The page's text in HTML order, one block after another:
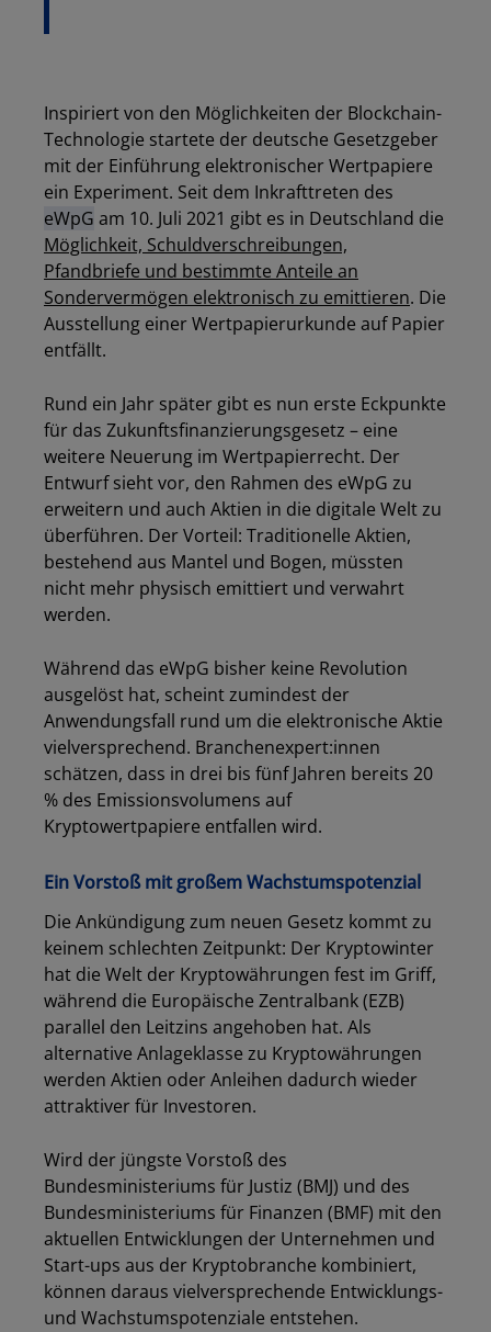
Inspiriert von den Möglichkeiten der Blockchain-
Technologie startete der deutsche Gesetzgeber
mit der Einführung elektronischer Wertpapiere
ein Experiment. Seit dem Inkrafttreten des
eWpG am 10. Juli 2021 gibt es in Deutschland die
Möglichkeit, Schuldverschreibungen,
Pfandbriefe und bestimmte Anteile an
Sondervermögen elektronisch zu emittieren. Die
Ausstellung einer Wertpapierurkunde auf Papier
entfällt.
Rund ein Jahr später gibt es nun erste Eckpunkte
für das Zukunftsfinanzierungsgesetz – eine
weitere Neuerung im Wertpapierrecht. Der
Entwurf sieht vor, den Rahmen des eWpG zu
erweitern und auch Aktien in die digitale Welt zu
überführen. Der Vorteil: Traditionelle Aktien,
bestehend aus Mantel und Bogen, müssten
nicht mehr physisch emittiert und verwahrt
werden.
Während das eWpG bisher keine Revolution
ausgelöst hat, scheint zumindest der
Anwendungsfall rund um die elektronische Aktie
vielversprechend. Branchenexpert:innen
schätzen, dass in drei bis fünf Jahren bereits 20
% des Emissionsvolumens auf
Kryptowertpapiere entfallen wird.
Ein Vorstoß mit großem Wachstumspotenzial
Die Ankündigung zum neuen Gesetz kommt zu
keinem schlechten Zeitpunkt: Der Kryptowinter
hat die Welt der Kryptowährungen fest im Griff,
während die Europäische Zentralbank (EZB)
parallel den Leitzins angehoben hat. Als
alternative Anlageklasse zu Kryptowährungen
werden Aktien oder Anleihen dadurch wieder
attraktiver für Investoren.
Wird der jüngste Vorstoß des
Bundesministeriums für Justiz (BMJ) und des
Bundesministeriums für Finanzen (BMF) mit den
aktuellen Entwicklungen der Unternehmen und
Start-ups aus der Kryptobranche kombiniert,
können daraus vielversprechende Entwicklungs-
und Wachstumspotenziale entstehen.